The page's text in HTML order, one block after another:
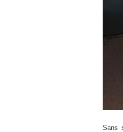
Sans